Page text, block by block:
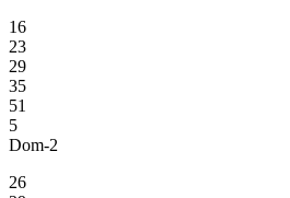
16
23
29
35
51
5
Dom-2
26